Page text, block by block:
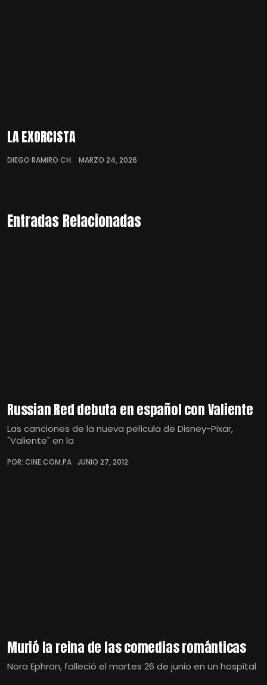
LA EXORCISTA
DIEGO RAMIRO CH. MARZO 24, 2026
Entradas Relacionadas
Russian Red debuta en español con Valiente
Las canciones de la nueva película de Disney-Pixar,
"Valiente" en la
POR: CINE.COM.PA JUNIO 27, 2012
Murió la reina de las comedias románticas
Nora Ephron, falleció el martes 26 de junio en un hospital